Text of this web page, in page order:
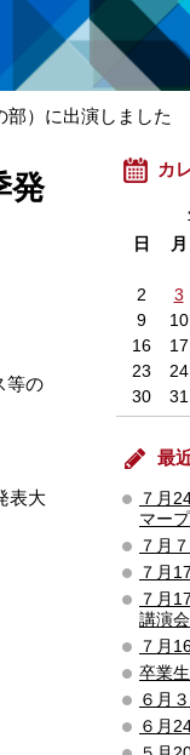
）に出演しました
発
等の
表大
カ
日
月
2
3
9
10
16
17
23
24
30
31
最
７月
マー
７月
７月
７月
講演会
７月
卒業
６月
６月